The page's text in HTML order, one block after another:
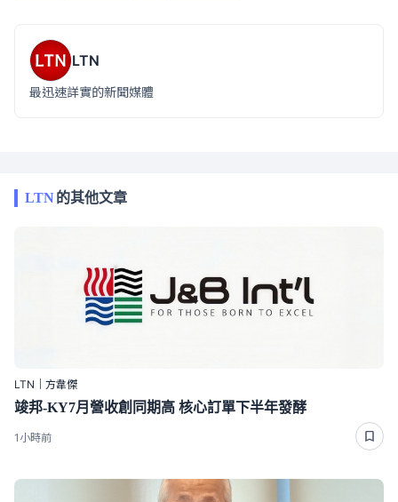
LTN
最迅速詳實的新聞媒體
LTN的其他文章
LTN｜方韋傑
竣邦-KY7月營收創同期高 核心訂單下半年發酵
1小時前